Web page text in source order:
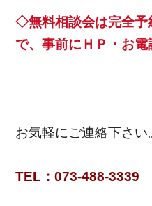
◇無料相談会は完全
で、事前にＨＰ・お
お気軽にご連絡下さい
TEL：073-488-3339